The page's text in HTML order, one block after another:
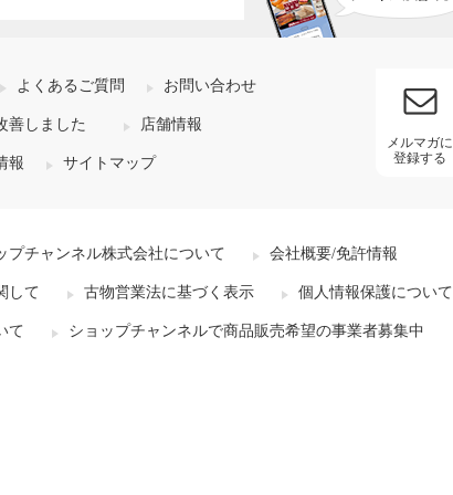
よくあるご質問 お問い合わせ
善しました 店舗情報
報 サイトマップ
メルマガに
登録する
プチャンネル株式会社について 会社概要/免許情報
して 古物営業法に基づく表示 個人情報保護について
て ショップチャンネルで商品販売希望の事業者募集中